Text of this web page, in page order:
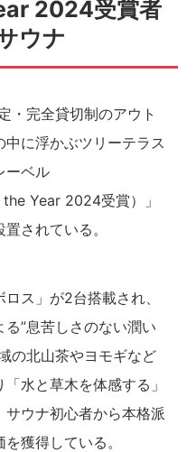
2024受賞者
ウナ
・完全貸切制のアウト
中に浮かぶツリーテラス
ーベル
Year 2024受賞）」
されている。
ス」が2台搭載され、
”息苦しさのない潤い
の北山茶やヨモギなど
水と草木を体感する」
ウナ初心者から本格派
獲得している。